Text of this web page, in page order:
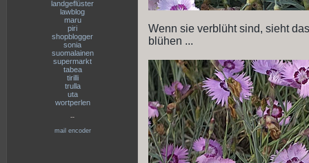
landgeflüster
lawblog
maru
piri
shopblogger
sonia
suomalainen
supermarkt
tabea
tirilli
trulla
uta
wortperlen
--
mail encoder
Wenn sie verblüht sind, sieht
blühen ...